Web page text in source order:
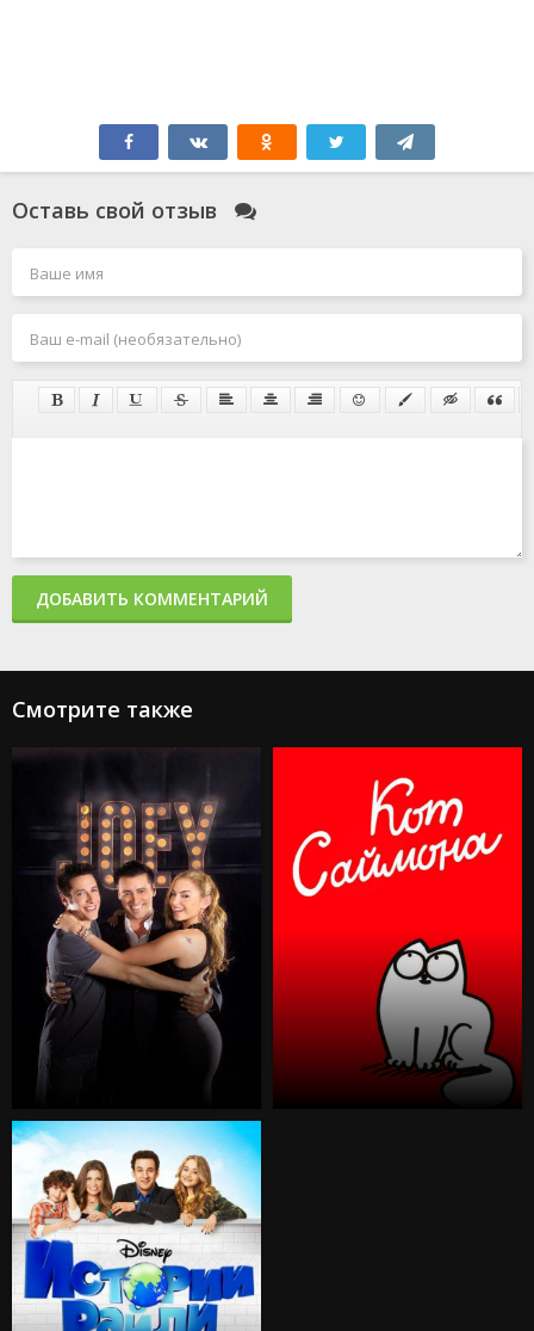
Оставь свой отзыв
ДОБАВИТЬ КОММЕНТАРИЙ
Смотрите также